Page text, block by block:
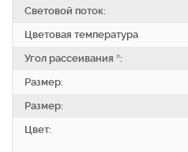
Световой поток:
Цветовая температура
Угол рассеивания °:
Размер:
Размер:
Цвет: